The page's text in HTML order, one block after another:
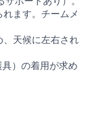
ます。チームメ
天候に左右され
）の着用が求め